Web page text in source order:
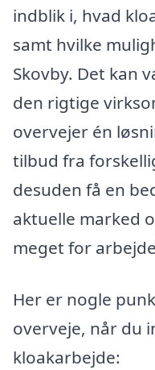
indblik i, hvad
samt hvilke
Skovby. Det kan
den rigtige
overvejer én
tilbud fra
desuden få en
aktuelle marked
meget for
Her er nogle
overveje, når du
kloakarbejde: